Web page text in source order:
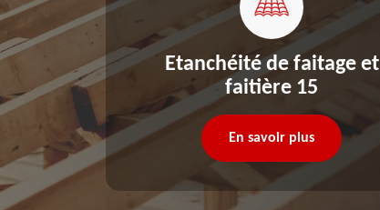
Etanchéité de faitage et
faitière 15
En savoir plus